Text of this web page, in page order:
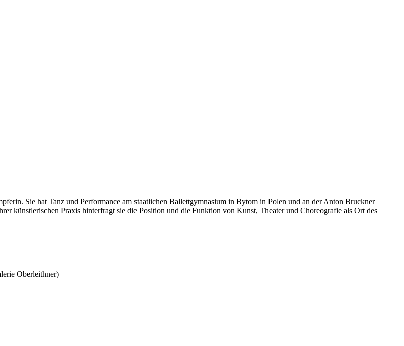
Sie hat Tanz und Performance am staatlichen Ballettgymnasium in Bytom in Polen und an der Anton Bruckner
künstlerischen Praxis hinterfragt sie die Position und die Funktion von Kunst, Theater und Choreografie als Ort des
Oberleithner)